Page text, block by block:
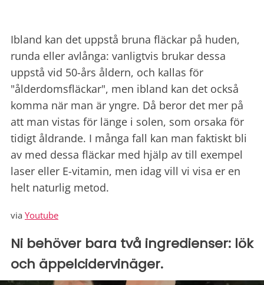
Ibland kan det uppstå bruna fläckar på huden,
runda eller avlånga: vanligtvis brukar dessa
uppstå vid 50-års åldern, och kallas för
"ålderdomsfläckar", men ibland kan det också
komma när man är yngre. Då beror det mer på
att man vistas för länge i solen, som orsaka för
tidigt åldrande. I många fall kan man faktiskt bli
av med dessa fläckar med hjälp av till exempel
laser eller E-vitamin, men idag vill vi visa er en
helt naturlig metod.
via Youtube
Ni behöver bara två ingredienser: lök
och äppelcidervinäger.